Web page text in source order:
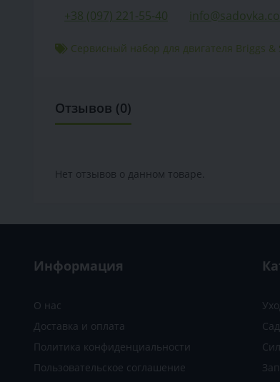
+38 (097) 221-55-40
Сервисный набор для двигателя Briggs &
Отзывов (0)
Нет отзывов о данном товаре.
Информация
О нас
Доставка и оплата
Политика конфиденциальности
Пользовательское соглашение